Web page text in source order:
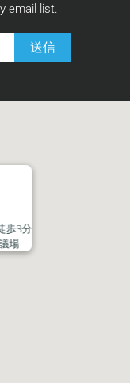
email list.
送信
歩3分
場